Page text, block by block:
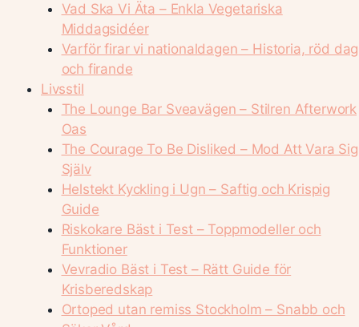
Vad Ska Vi Äta – Enkla Vegetariska
Middagsidéer
Varför firar vi nationaldagen – Historia, röd dag
och firande
Livsstil
The Lounge Bar Sveavägen – Stilren Afterwork
Oas
The Courage To Be Disliked – Mod Att Vara Sig
Själv
Helstekt Kyckling i Ugn – Saftig och Krispig
Guide
Riskokare Bäst i Test – Toppmodeller och
Funktioner
Vevradio Bäst i Test – Rätt Guide för
Krisberedskap
Ortoped utan remiss Stockholm – Snabb och